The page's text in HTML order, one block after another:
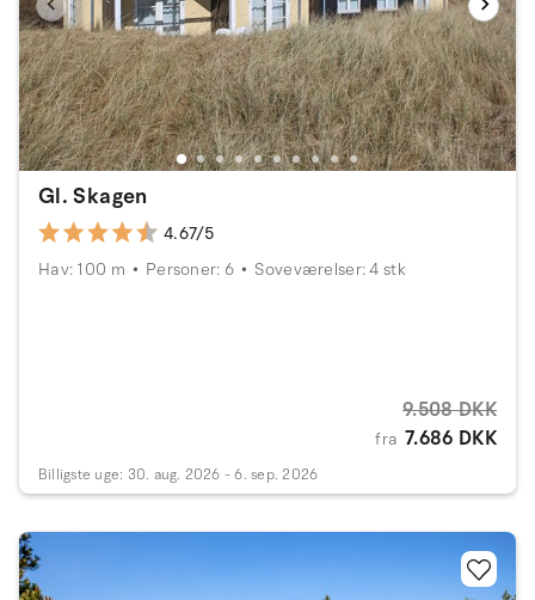
Gl. Skagen
4.67/5
Hav: 100 m
Personer: 6 Soveværelser: 4 stk
fra
9.508 DKK
7.686 DKK
Billigste uge: 30. aug. 2026 - 6. sep. 2026